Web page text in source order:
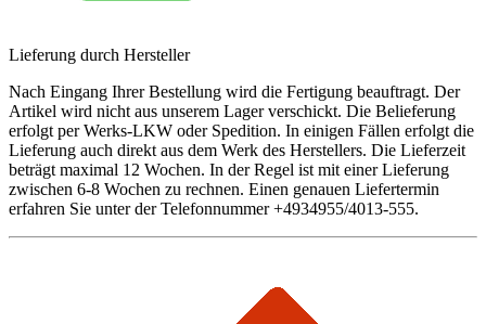
Lieferung durch Hersteller
Nach Eingang Ihrer Bestellung wird die Fertigung beauftragt. Der
Artikel wird nicht aus unserem Lager verschickt. Die Belieferung
erfolgt per Werks-LKW oder Spedition. In einigen Fällen erfolgt die
Lieferung auch direkt aus dem Werk des Herstellers. Die Lieferzeit
beträgt maximal 12 Wochen. In der Regel ist mit einer Lieferung
zwischen 6-8 Wochen zu rechnen. Einen genauen Liefertermin
erfahren Sie unter der Telefonnummer +4934955/4013-555.